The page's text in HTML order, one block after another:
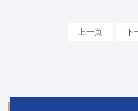
上一页 下